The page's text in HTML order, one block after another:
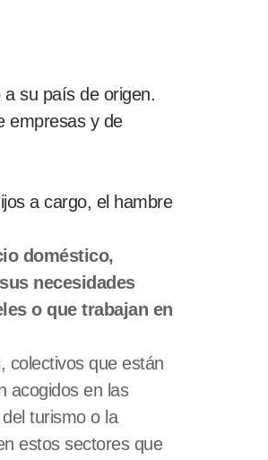
su país de origen.
empresas y de
a cargo, el hambre
doméstico,
necesidades
o que trabajan en
colectivos que están
acogidos en las
turismo o la
estos sectores que